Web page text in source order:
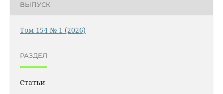
ВЫПУСК
Том 154 № 1 (2026)
РАЗДЕЛ
Статьи